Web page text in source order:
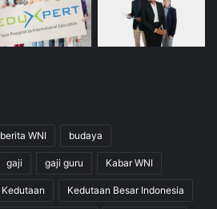
berita WNI budaya
gaji gaji guru Kabar WNI
Kedutaan Kedutaan Besar Indonesia